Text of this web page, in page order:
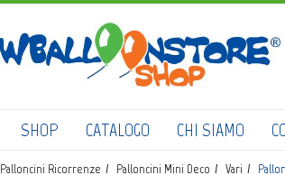
SHOP CATALOGO CHI SIAMO
Palloncini Ricorrenze Palloncini Mini Deco Vari